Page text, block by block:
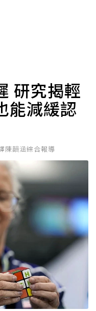
研究揭輕
能減緩認
陳韻涵綜合報導